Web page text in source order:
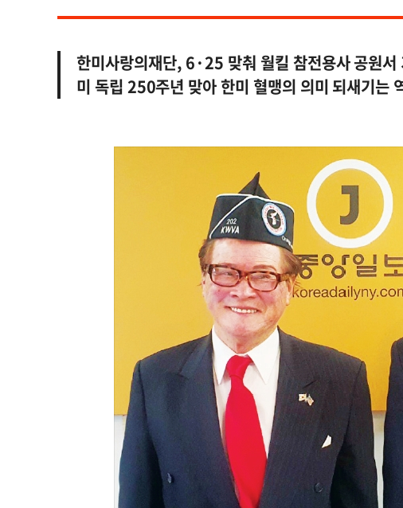
한미사랑의재단, 6·25 맞춰 월킬 참전용사 공원서
미 독립 250주년 맞아 한미 혈맹의 의미 되새기는